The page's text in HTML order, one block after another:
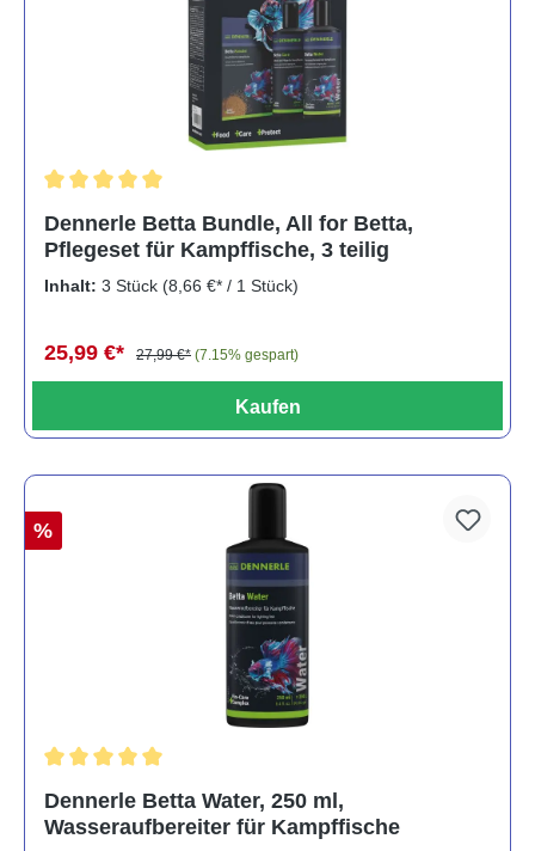
Dennerle Betta Bundle, All for Betta,
Pflegeset für Kampffische, 3 teilig
Inhalt: 3 Stück (8,66 €* / 1 Stück)
25,99 €* 27,99 €* (7.15% gespart)
Kaufen
%
Dennerle Betta Water, 250 ml,
Wasseraufbereiter für Kampffische